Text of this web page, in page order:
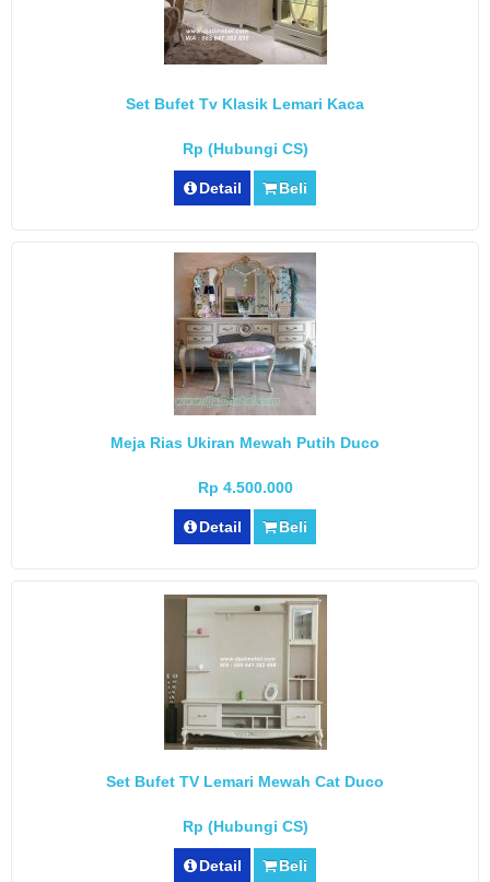
Set Bufet Tv Klasik Lemari Kaca
Rp (Hubungi CS)
Detail Beli
Meja Rias Ukiran Mewah Putih Duco
Rp 4.500.000
Detail Beli
Set Bufet TV Lemari Mewah Cat Duco
Rp (Hubungi CS)
Detail Beli